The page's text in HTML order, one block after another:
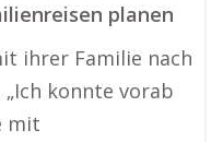
planen
ihrer Familie nach
„Ich konnte vorab
mit